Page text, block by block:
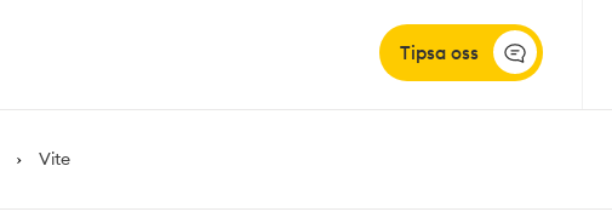
Tipsa oss
Vite